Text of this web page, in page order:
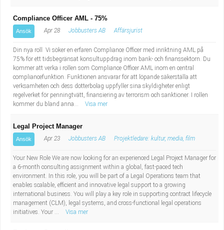
Compliance Officer AML - 75%
Ansök Apr 28 Jobbusters AB Affärsjurist
Din nya roll Vi söker en erfaren Compliance Officer med inriktning AML på
75% för ett tidsbegränsat konsultuppdrag inom bank- och finanssektorn. Du
kommer att verka i rollen som Compliance Officer AML inom en central
compliancefunktion. Funktionen ansvarar för att löpande säkerställa att
verksamheten och dess dotterbolag uppfyller sina skyldigheter enligt
regelverket för penningtvätt, finansiering av terrorism och sanktioner. I rollen
kommer du bland anna...
Visa mer
Legal Project Manager
Ansök Apr 23 Jobbusters AB Projektledare: kultur, media, film
Your New Role We are now looking for an experienced Legal Project Manager for
a 6-month consulting assignment within a global, fast-paced tech
environment. In this role, you will be part of a Legal Operations team that
enables scalable, efficient and innovative legal support to a growing
international business. You will play a key role in supporting contract lifecycle
management (CLM), legal systems, and cross-functional legal operations
initiatives. Your ...
Visa mer